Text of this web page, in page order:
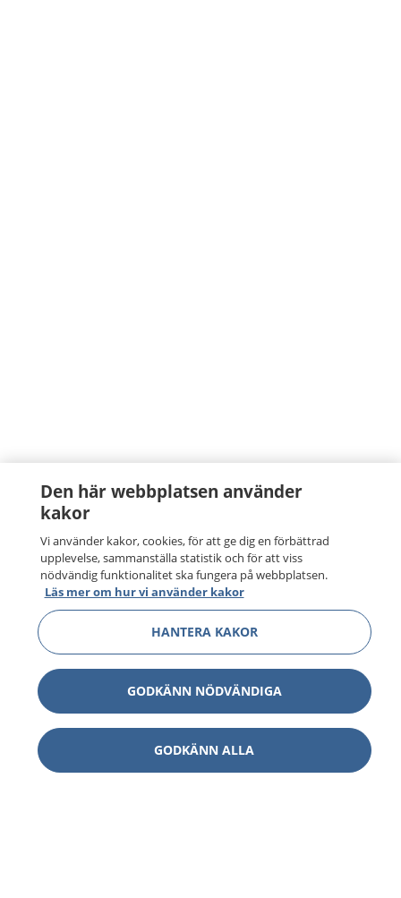
Den här webbplatsen använder
kakor
Vi använder kakor, cookies, för att ge dig en förbättrad
upplevelse, sammanställa statistik och för att viss
nödvändig funktionalitet ska fungera på webbplatsen.
Läs mer om hur vi använder kakor
HANTERA KAKOR
GODKÄNN NÖDVÄNDIGA
GODKÄNN ALLA